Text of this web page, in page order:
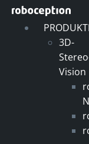
Zum
3D-
Vision